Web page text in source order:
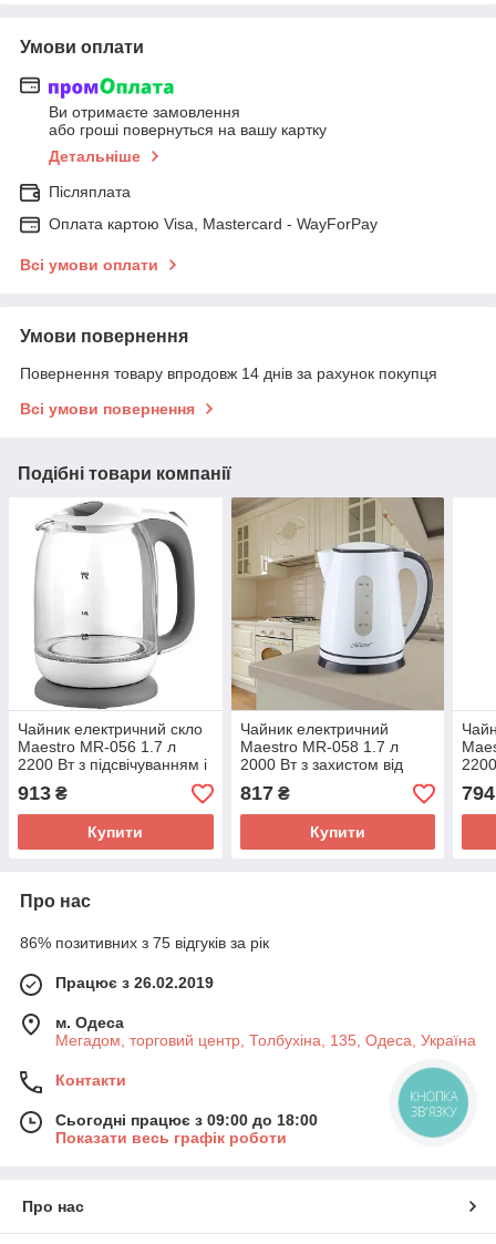
Умови оплати
Ви отримаєте замовлення
або гроші повернуться на вашу картку
Детальніше
Післяплата
Оплата картою Visa, Mastercard - WayForPay
Всі умови оплати
Умови повернення
Повернення товару впродовж 14 днів за рахунок покупця
Всі умови повернення
Подібні товари компанії
Чайник електричний скло
Maestro MR-056 1.7 л
2200 Вт з підсвічуванням і
360 градусів
913 ₴
Купити
Чайник електричний
Maestro MR-058 1.7 л
2000 Вт з захистом від
817₴
Купити
794
Про нас
86% позитивних з 75 відгуків за рік
Працює з 26.02.2019
м. Одеса
Мегадом, торговий центр, Толбухіна, 135, Одеса, Україна
Контакти
Сьогодні працює з 09:00 до 18:00
Показати весь графік роботи
Про нас
КНОПКА
ЗВ'ЯЗКУ